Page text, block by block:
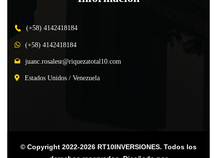
(+58) 4142418184
(+58) 4142418184
juanc.rosalesr@riquezatotal10.com
Estados Unidos / Venezuela
© Copyright 2022-2026 RT10INVERSIONES. Todos los